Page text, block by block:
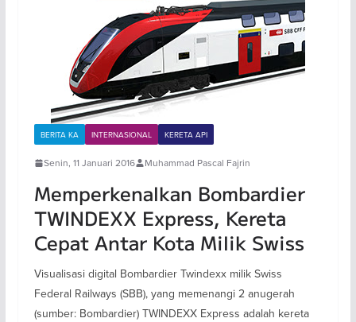
BERITA KA INTERNASIONAL KERETA API
Senin, 11 Januari 2016 Muhammad Pascal Fajrin
Memperkenalkan Bombardier
TWINDEXX Express, Kereta
Cepat Antar Kota Milik Swiss
Visualisasi digital Bombardier Twindexx milik Swiss
Federal Railways (SBB), yang memenangi 2 anugerah
(sumber: Bombardier) TWINDEXX Express adalah kereta